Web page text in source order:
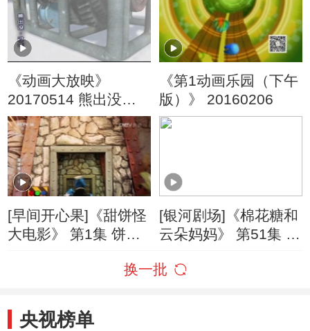
《动画大放映》
20170514 熊出没之
过年
《第1动画乐园（下午
版）》 20160206
[早间开心果]《甜饼怪
大电影》 第1集 饼饼7
[银河剧场]《棉花糖和
云朵妈妈》 第51集 十
换一批
央视榜单